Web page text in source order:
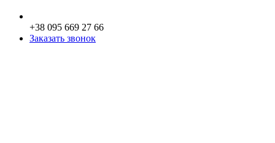
+38 095 669 27 66
Заказать звонок